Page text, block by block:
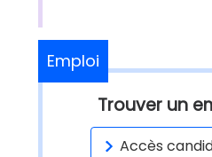
Emploi
Trouver un
Accès